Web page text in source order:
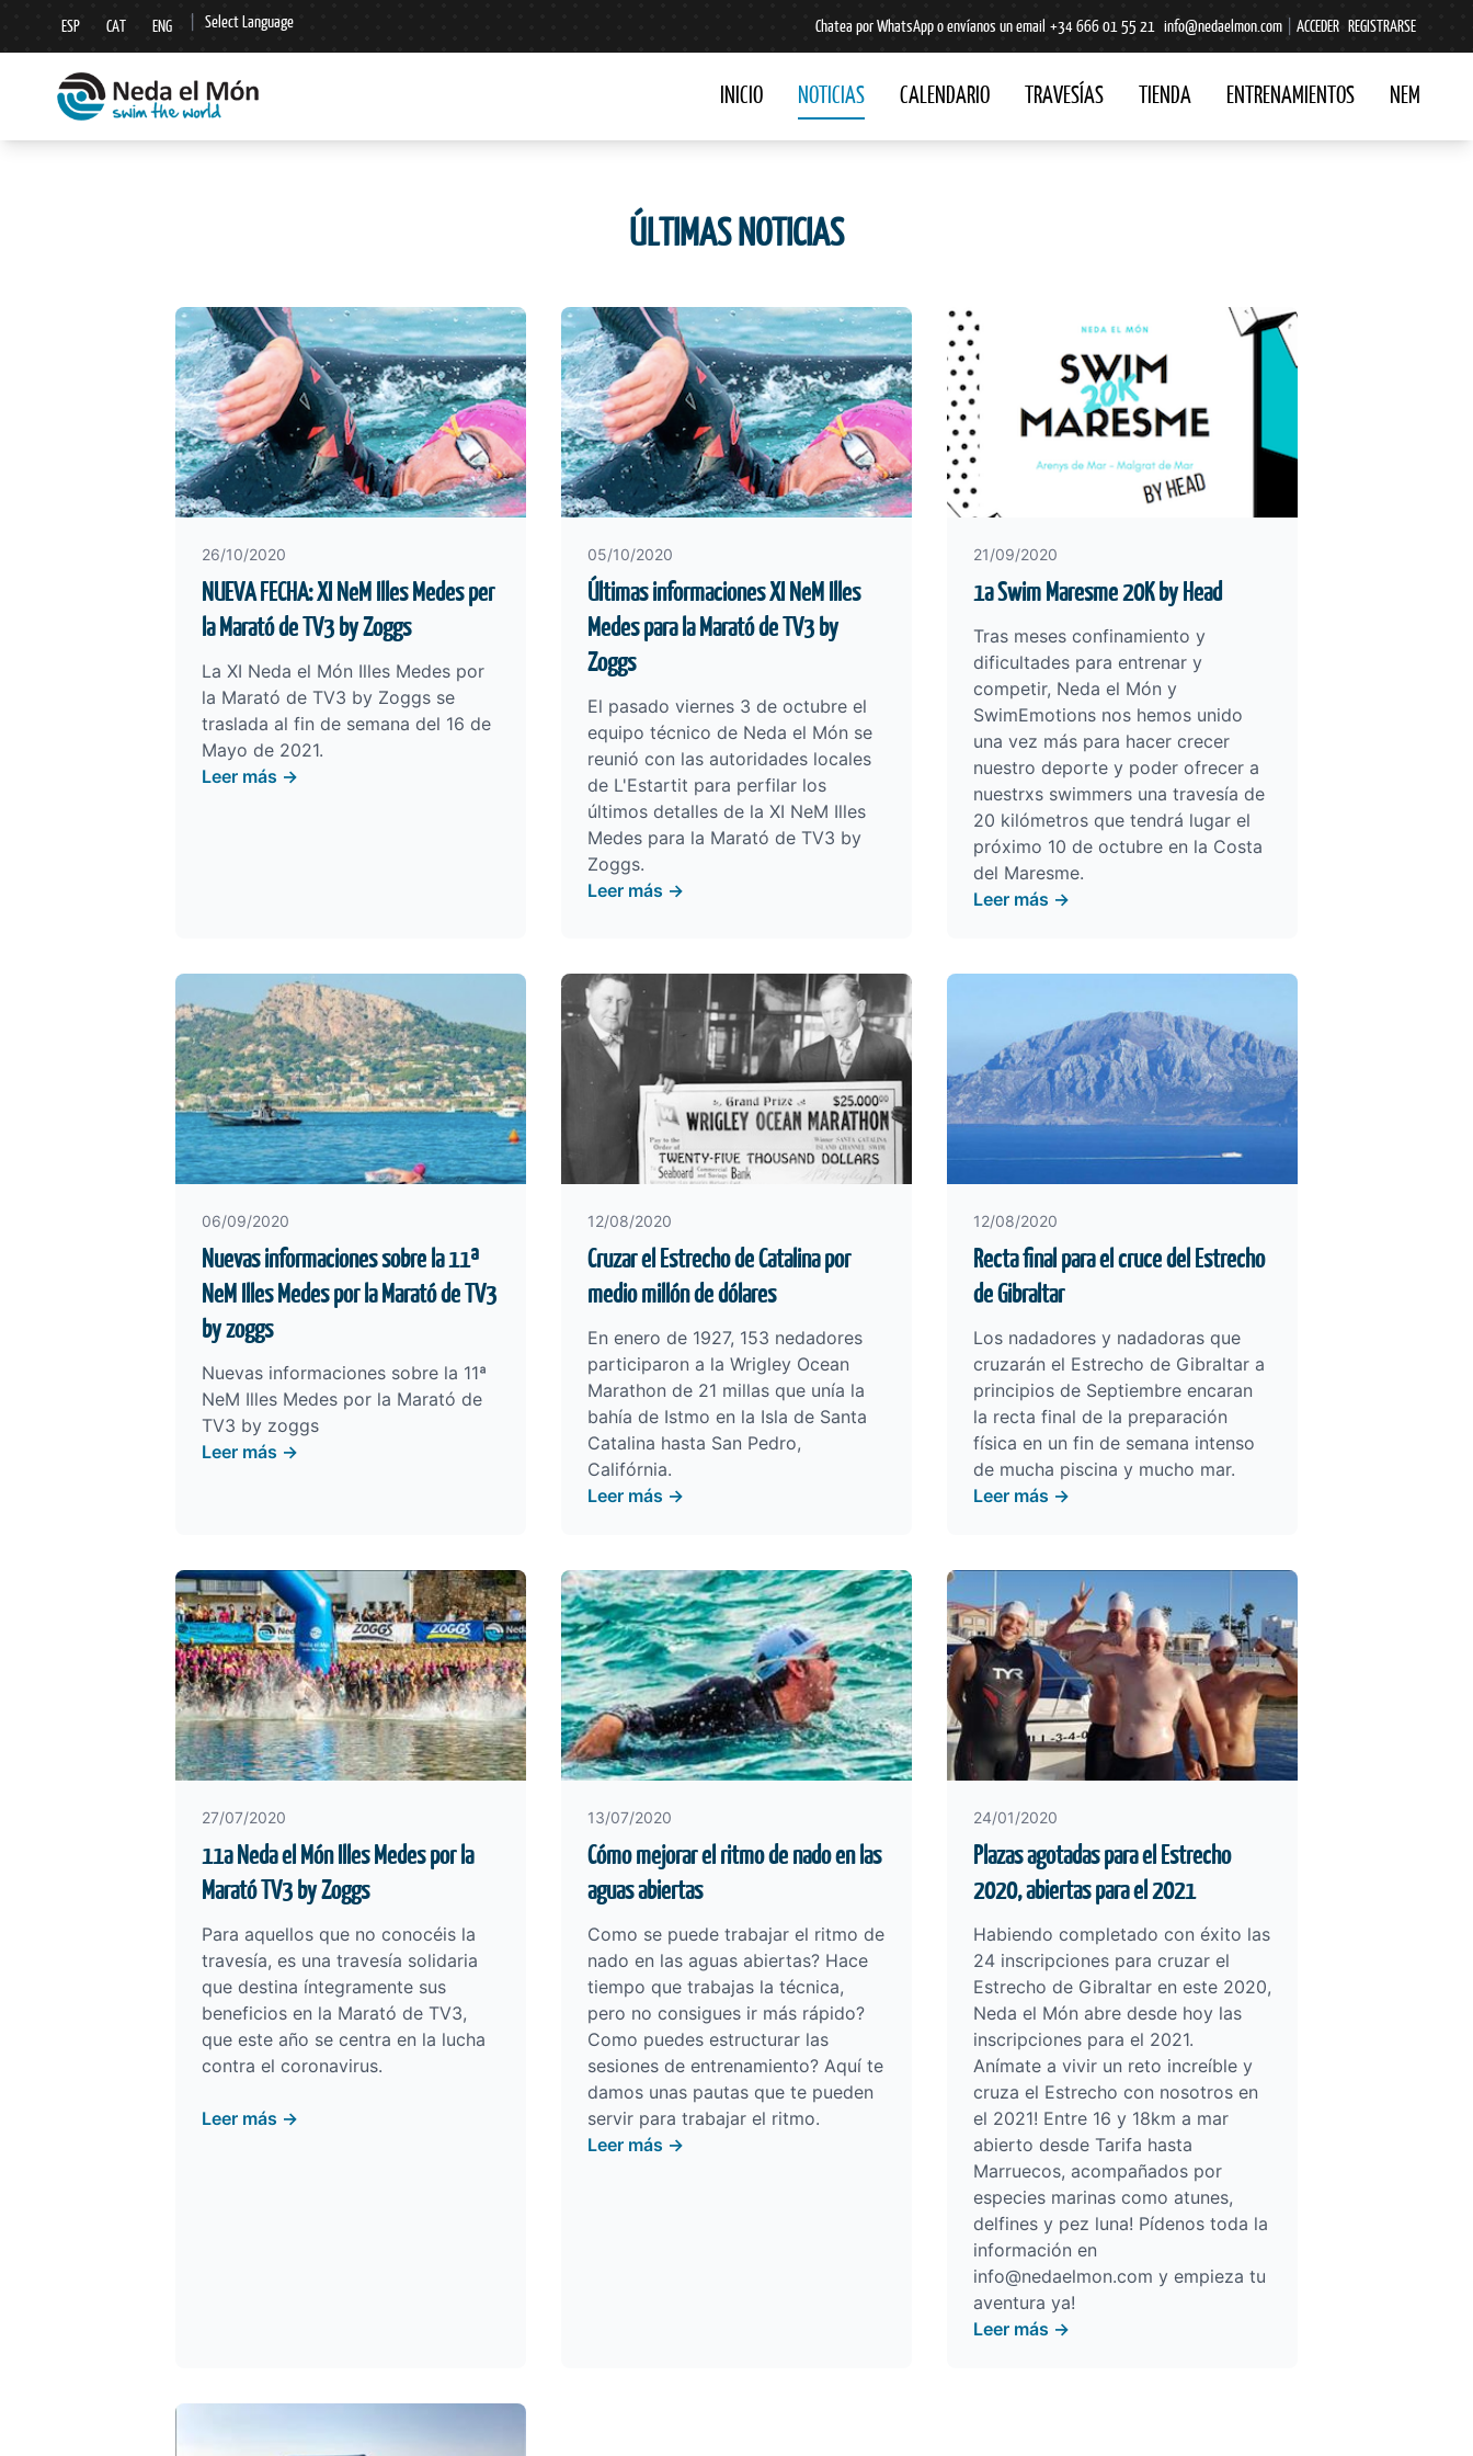
ESP CAT ENG Select Language
▼
Chatea por WhatsApp o envíanos un email +34 666 01 55 21 info@nedaelmon.com ACCEDER REGISTRARSE
INICIO NOTICIAS CALENDARIO TRAVESÍAS TIENDA ENTRENAMIENTOS NEM
ÚLTIMAS NOTICIAS
26/10/2020
NUEVA FECHA: XI NeM Illes Medes per
la Marató de TV3 by Zoggs
La XI Neda el Món Illes Medes por
la Marató de TV3 by Zoggs se
traslada al fin de semana del 16 de
Mayo de 2021.
Leer más →
05/10/2020
Últimas informaciones XI NeM Illes
Medes para la Marató de TV3 by
Zoggs
El pasado viernes 3 de octubre el
equipo técnico de Neda el Món se
reunió con las autoridades locales
de L'Estartit para perfilar los
últimos detalles de la XI NeM Illes
Medes para la Marató de TV3 by
Zoggs.
Leer más →
21/09/2020
1a Swim Maresme 20K by Head
Tras meses confinamiento y
dificultades para entrenar y
competir, Neda el Món y
SwimEmotions nos hemos unido
una vez más para hacer crecer
nuestro deporte y poder ofrecer a
nuestrxs swimmers una travesía de
20 kilómetros que tendrá lugar el
próximo 10 de octubre en la Costa
del Maresme.
Leer más →
06/09/2020
Nuevas informaciones sobre la 11ª
NeM Illes Medes por la Marató de TV3
by zoggs
Nuevas informaciones sobre la 11ª
NeM Illes Medes por la Marató de
TV3 by zoggs
Leer más →
12/08/2020
Cruzar el Estrecho de Catalina por
medio millón de dólares
En enero de 1927, 153 nedadores
participaron a la Wrigley Ocean
Marathon de 21 millas que unía la
bahía de Istmo en la Isla de Santa
Catalina hasta San Pedro,
Califórnia.
Leer más →
12/08/2020
Recta final para el cruce del Estrecho
de Gibraltar
Los nadadores y nadadoras que
cruzarán el Estrecho de Gibraltar a
principios de Septiembre encaran
la recta final de la preparación
física en un fin de semana intenso
de mucha piscina y mucho mar.
Leer más →
27/07/2020
11a Neda el Món Illes Medes por la
Marató TV3 by Zoggs
Para aquellos que no conocéis la
travesía, es una travesía solidaria
que destina íntegramente sus
beneficios en la Marató de TV3,
que este año se centra en la lucha
contra el coronavirus.
Leer más →
13/07/2020
Cómo mejorar el ritmo de nado en las
aguas abiertas
Como se puede trabajar el ritmo de
nado en las aguas abiertas? Hace
tiempo que trabajas la técnica,
pero no consigues ir más rápido?
Como puedes estructurar las
sesiones de entrenamiento? Aquí te
damos unas pautas que te pueden
servir para trabajar el ritmo.
Leer más →
24/01/2020
Plazas agotadas para el Estrecho
2020, abiertas para el 2021
Habiendo completado con éxito las
24 inscripciones para cruzar el
Estrecho de Gibraltar en este 2020,
Neda el Món abre desde hoy las
inscripciones para el 2021.
Anímate a vivir un reto increíble y
cruza el Estrecho con nosotros en
el 2021! Entre 16 y 18km a mar
abierto desde Tarifa hasta
Marruecos, acompañados por
especies marinas como atunes,
delfines y pez luna! Pídenos toda la
información en
info@nedaelmon.com y empieza tu
aventura ya!
Leer más →